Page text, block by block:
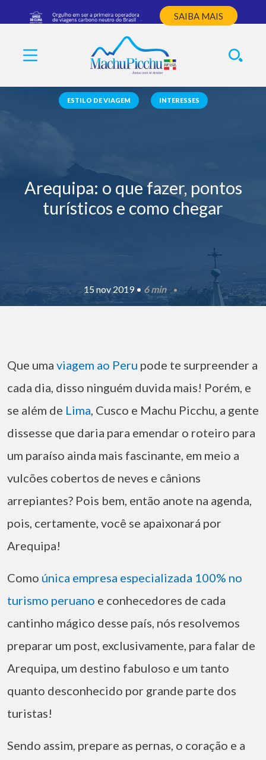
SAIBA MAIS
ESTILO DE VIAGEM INTERESSES
Arequipa: o que fazer, pontos
turísticos e como chegar
15 nov 2019 • 6 min
Que uma viagem ao Peru pode te surpreender a
cada dia, disso ninguém duvida mais! Porém, e
se além de Lima, Cusco e Machu Picchu, a gente
dissesse que daria para emendar o roteiro para
um paraíso ainda mais fascinante, em meio a
vulcões cobertos de neves e cânions
arrepiantes? Pois bem, então anote na agenda,
pois, certamente, você se apaixonará por
Arequipa!
Como única empresa especializada 100% no
turismo peruano e conhecedores de cada
cantinho mágico desse país, nós resolvemos
preparar um post, exclusivamente, para falar de
Arequipa, um destino fabuloso e um tanto
quanto desconhecido por grande parte dos
turistas!
Sendo assim, prepare as pernas, o coração e a